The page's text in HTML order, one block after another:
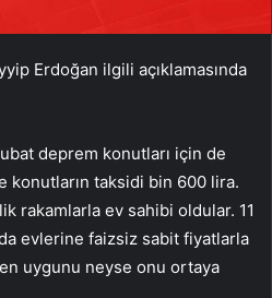
Erdoğan ilgili açıklamasında
deprem konutları için de
konutların taksidi bin 600 lira.
rakamlarla ev sahibi oldular. 11
evlerine faizsiz sabit fiyatlarla
uygunu neyse onu ortaya